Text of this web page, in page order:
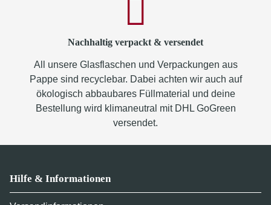
Nachhaltig verpackt & versendet
All unsere Glasflaschen und Verpackungen aus
Pappe sind recyclebar. Dabei achten wir auch auf
ökologisch abbaubares Füllmaterial und deine
Bestellung wird klimaneutral mit DHL GoGreen
versendet.
Hilfe & Informationen